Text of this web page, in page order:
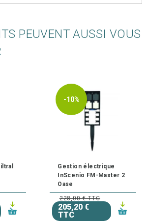
PEUVENT AUSSI VOUS
-10%
Gestion électrique
InScenio FM-Master 2
Oase
228,00 € TTC
205,20 €
TTC